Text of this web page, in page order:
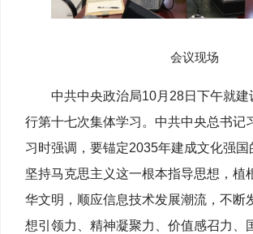
会议现场
中共中央政治局10月28日下午就建
行第十七次集体学习。中共中央总书记
习时强调，要锚定2035年建成文化强国
坚持马克思主义这一根本指导思想，植
华文明，顺应信息技术发展潮流，不断
想引领力、精神凝聚力、价值感召力、